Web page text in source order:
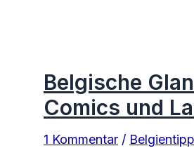
Belgische
Comics und
1 Kommentar /